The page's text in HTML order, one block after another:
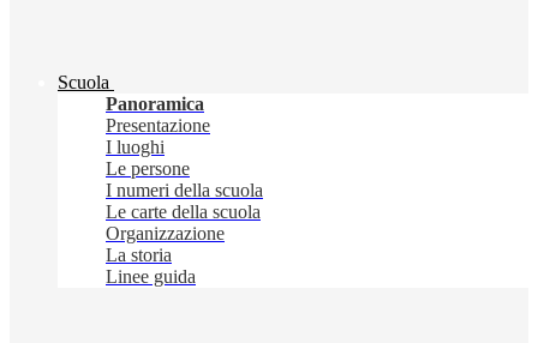
Scuola
Panoramica
Presentazione
I luoghi
Le persone
I numeri della scuola
Le carte della scuola
Organizzazione
La storia
Linee guida